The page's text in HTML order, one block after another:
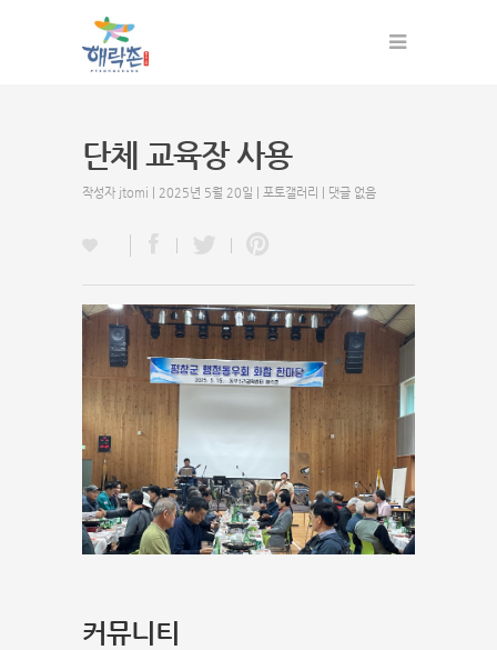
단체 교육장 사용
작성자 jtomi | 2025년 5월 20일 | 포토갤러리 댓글 없음
커뮤니티